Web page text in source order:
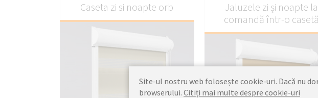
Caseta zi si noapte orb
Jaluzele zi și noapte la
comandă într-o casetă
Site-ul nostru web folosește cookie-uri. Dacă nu
browserului. Citiți mai multe despre cookie-uri